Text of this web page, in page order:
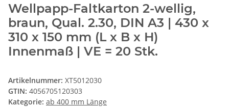
Wellpapp-Faltkarton 2-wellig,
braun, Qual. 2.30, DIN A3 | 430 x
310 x 150 mm (L x B x H)
Innenmaß | VE = 20 Stk.
Artikelnummer: XT5012030
GTIN: 4056705120303
Kategorie: ab 400 mm Länge